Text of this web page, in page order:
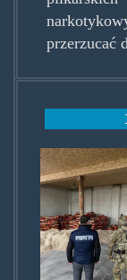
przerzucać